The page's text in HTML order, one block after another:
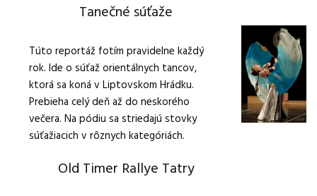
Tanečné súťaže
Túto reportáž fotím pravidelne každý
rok. Ide o súťaž orientálnych tancov,
ktorá sa koná v Liptovskom Hrádku.
Prebieha celý deň až do neskorého
večera. Na pódiu sa striedajú stovky
súťažiacich v rôznych kategóriách.
Old Timer Rallye Tatry